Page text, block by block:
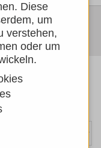
Diese
um
verstehen,
oder um